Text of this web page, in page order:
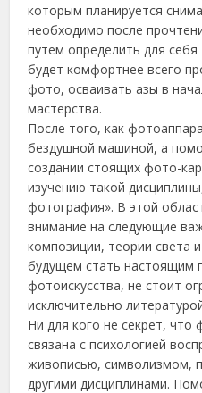
которым планируется
необходимо после
путем определить для
будет комфортнее всего
фото, осваивать азы в
мастерства.
После того, как
бездушной машиной, а
создании стоящих фото-
изучению такой
фотография». В этой
внимание на следующие
композиции, теории света
будущем стать настоящим
фотоискусства, не стоит
исключительно
Ни для кого не секрет,
связана с психологией
живописью, символизмом,
другими дисциплинами.